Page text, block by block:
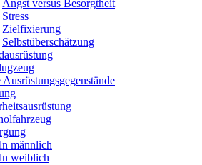
Angst versus Besorgtheit
Stress
Zielfixierung
Selbstüberschätzung
männlich
weiblich